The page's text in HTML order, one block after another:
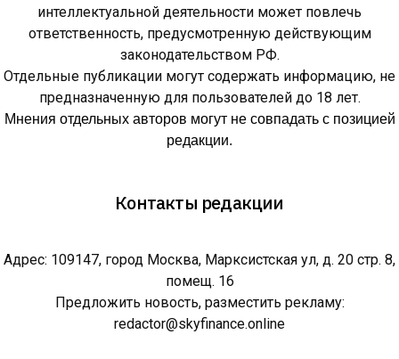
интеллектуальной деятельности может повлечь
ответственность, предусмотренную действующим
законодательством РФ.
Отдельные публикации могут содержать информацию, не
предназначенную для пользователей до 18 лет.
Мнения отдельных авторов могут не совпадать с позицией
редакции.
Контакты редакции
Адрес: 109147, город Москва, Марксистская ул, д. 20 стр. 8,
помещ. 16
Предложить новость, разместить рекламу:
redactor@skyfinance.online